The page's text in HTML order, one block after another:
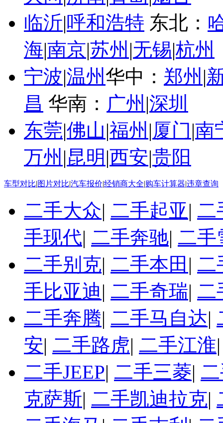
临沂|呼和浩特 东北：
海|南京|苏州 |无锡|杭州
宁波|温州华中： 郑州 |
昌 华南： 广州 |深圳
东莞|佛山|福州 |厦门|南
万州 |昆明 |西安|贵阳
车型对比|图片对比|汽车报价|经销商大全|购车计算器|违章查询
二手大众| 二手起亚| 二
手现代| 二手奔驰| 二手
二手别克| 二手本田 | 二
手比亚迪| 二手奇瑞| 二
二手奔腾| 二手马自达|
安| 二手路虎| 二手江淮
二手JEEP| 二手三菱|
克萨斯| 二手凯迪拉克|